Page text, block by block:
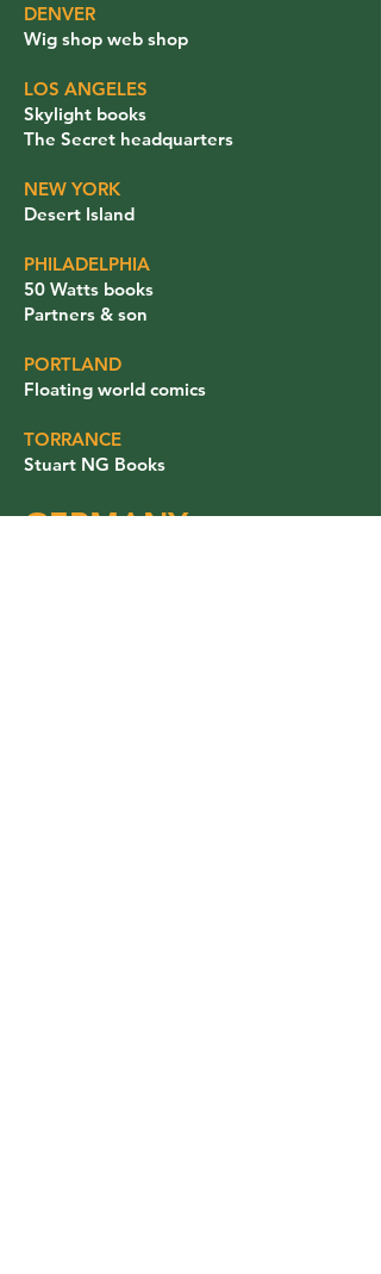
DENVER
Wig shop web shop
LOS ANGELES
Skylight books
The Secret headquarters
NEW YORK
Desert Island
PHILADELPHIA
50 Watts books
Partners & son
PORTLAND
Floating world comics
TORRANCE
Stuart NG Books​
GERMANY